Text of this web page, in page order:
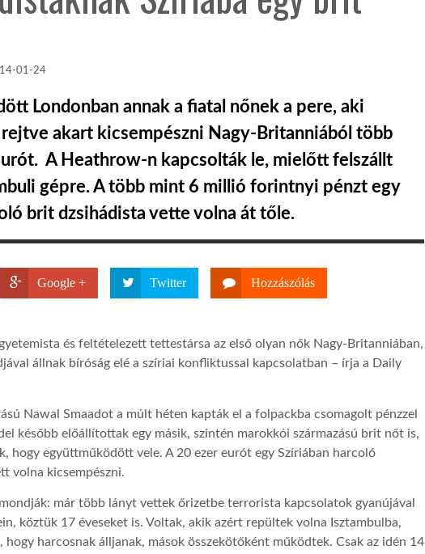
01-24
Londonban annak a fiatal nőnek a pere, aki
akart kicsempészni Nagy-Britanniából több
A Heathrow-n kapcsolták le, mielőtt felszállt
gépre. A több mint 6 millió forintnyi pénzt egy
brit dzsihádista vette volna át tőle.
Google + Twitter Hozzászólás
és feltételezett tettestársa az első olyan nők Nagy-Britanniában,
állnak bíróság elé a szíriai konfliktussal kapcsolatban – írja a Daily
Nawal Smaadot a múlt héten kapták el a folpackba csomagolt pénzzel
később előállítottak egy másik, szintén marokkói származású brit nőt is,
hogy együttműködött vele. A 20 ezer eurót egy Szíriában harcoló
volna kicsempészni.
már több lányt vettek őrizetbe terrorista kapcsolatok gyanújával
köztük 17 éveseket is. Voltak, akik azért repültek volna Isztambulba,
hogy harcosnak álljanak, mások összekötőként működtek. Csak az idén 14